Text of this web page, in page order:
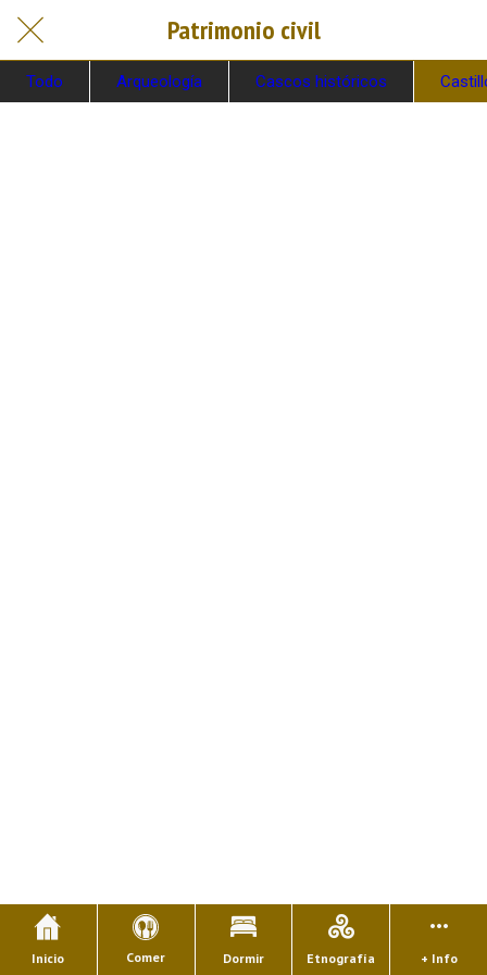
Patrimonio civil
Todo Arqueología Cascos históricos
Inicio Comer Dormir Etnografía + Info